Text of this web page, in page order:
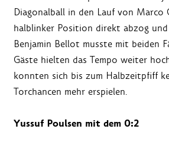
Diagonalball in den Lauf von Marco
halblinker Position direkt abzog
Benjamin Bellot musste mit beiden
Gäste hielten das Tempo weiter
konnten sich bis zum Halbzeitpfiff
Torchancen mehr erspielen.
Yussuf Poulsen mit dem 0:2